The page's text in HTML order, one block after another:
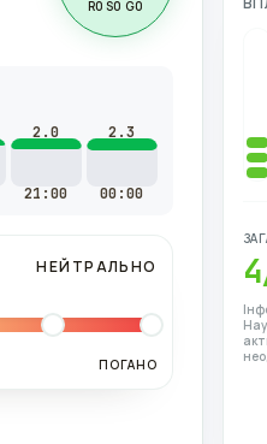
R0 S0 G0
2.0
21:00
2.3
00:00
НЕЙТРАЛЬНО
ПОГАНО
4